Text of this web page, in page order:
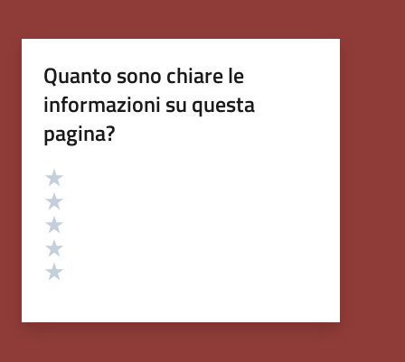
Quanto sono chiare le
informazioni su questa
pagina?
Valutazione